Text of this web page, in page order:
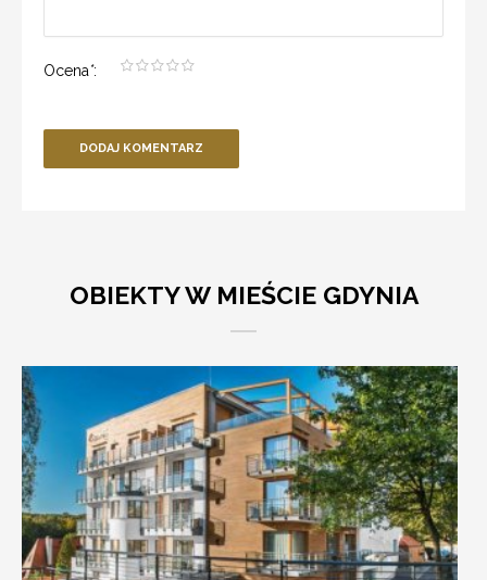
Ocena*:
DODAJ KOMENTARZ
OBIEKTY W MIEŚCIE GDYNIA